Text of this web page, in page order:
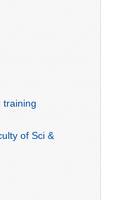
training
of Sci &